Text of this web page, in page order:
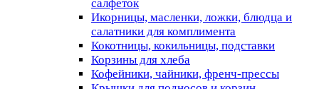
салфеток
Икорницы, масленки, ложки, блюдца и
салатники для комплимента
Кокотницы, кокильницы, подставки
Корзины для хлеба
Кофейники, чайники, френч-прессы